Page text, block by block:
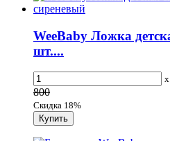
WeeBaby Ложка
шт....
x
800
Скидка 18%